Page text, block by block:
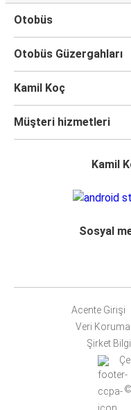
Otobüs
Otobüs Güzergahları
Kamil Koç
Müşteri hizmetleri
Kamil
Sosyal
Acente Girişi
Veri
Şirket